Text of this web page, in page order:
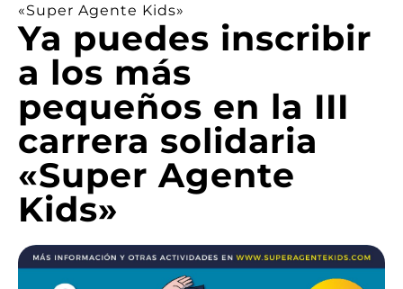
«Super Agente Kids»
Ya puedes inscribir
a los más
pequeños en la III
carrera solidaria
«Super Agente
Kids»